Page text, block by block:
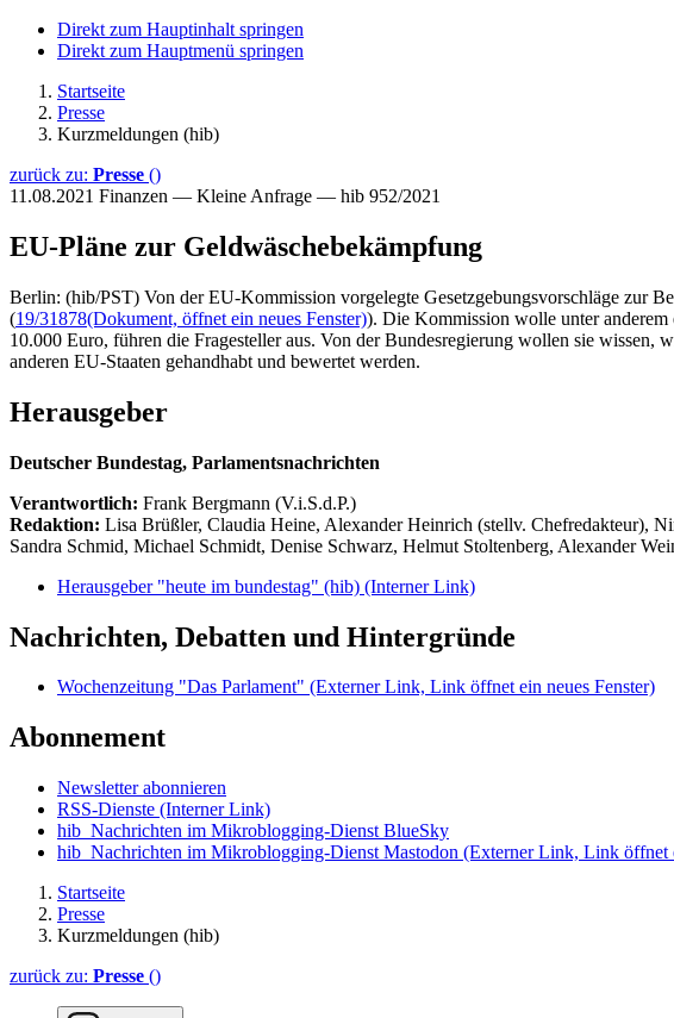
Direkt zum Hauptinhalt springen
Direkt zum Hauptmenü springen
Startseite
Presse
Kurzmeldungen (hib)
zurück zu: Presse ()
11.08.2021 Finanzen — Kleine Anfrage — hib 952/2021
EU-Pläne zur Geldwäschebekämpfung
Berlin: (hib/PST) Von der EU-Kommission vorgelegte Gesetzgebungsvorschläge zur
(19/31878(Dokument, öffnet ein neues Fenster)). Die Kommission wolle unter
10.000 Euro, führen die Fragesteller aus. Von der Bundesregierung wollen sie wissen,
anderen EU-Staaten gehandhabt und bewertet werden.
Herausgeber
Deutscher Bundestag, Parlamentsnachrichten
Verantwortlich: Frank Bergmann (V.i.S.d.P.)
Redaktion: Lisa Brüßler, Claudia Heine, Alexander Heinrich (stellv. Chefredakteur),
Sandra Schmid, Michael Schmidt, Denise Schwarz, Helmut Stoltenberg, Alexander
Herausgeber "heute im bundestag" (hib) (Interner Link)
Nachrichten, Debatten und Hintergründe
Wochenzeitung "Das Parlament" (Externer Link, Link öffnet ein neues Fenster)
Abonnement
Newsletter abonnieren
RSS-Dienste (Interner Link)
hib_Nachrichten im Mikroblogging-Dienst BlueSky
hib_Nachrichten im Mikroblogging-Dienst Mastodon (Externer Link, Link öffnet
Startseite
Presse
Kurzmeldungen (hib)
zurück zu: Presse ()